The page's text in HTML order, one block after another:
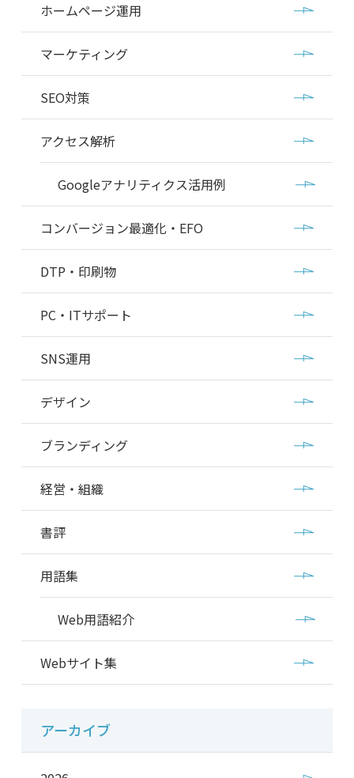
ホームページ運用
マーケティング
SEO対策
アクセス解析
Googleアナリティクス活用例
コンバージョン最適化・EFO
DTP・印刷物
PC・ITサポート
SNS運用
デザイン
ブランディング
経営・組織
書評
用語集
Web用語紹介
Webサイト集
アーカイブ